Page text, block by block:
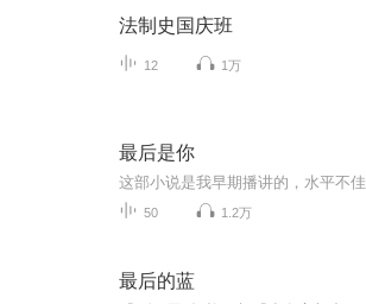
法制史国庆班
12 1万
最后是你
50 1.2万
最后的蓝